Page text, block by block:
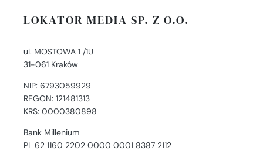
LOKATOR MEDIA SP. Z O.O.
ul. MOSTOWA 1 /1U
31-061 Kraków
NIP: 6793059929
REGON: 121481313
KRS: 0000380898
Bank Millenium
PL 62 1160 2202 0000 0001 8387 2112